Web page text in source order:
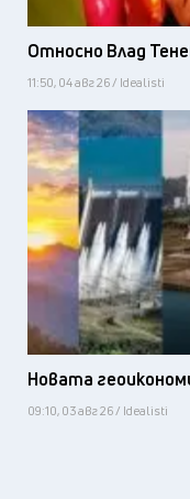
Относно Влад
11:50, 04 авг 26 / Idealisti
Новата
09:10, 03 авг 26 / Idealisti